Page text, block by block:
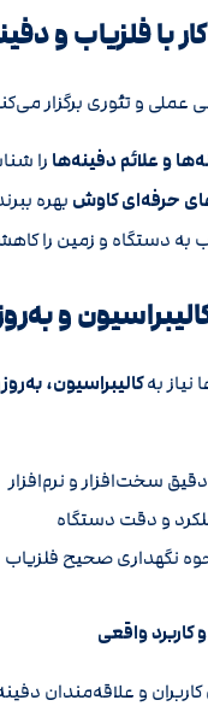
عملی و تئوری برگزار
و علائم دفینه‌ها را
حرفه‌ای کاوش بهره
به دستگاه و زمین را
نیاز بهکالیبراسیون،
سخت‌افزار و نرم‌افزار
و دقت دستگاه
نگهداری صحیح فلزیاب
کاربرد واقعی
و علاقه‌مندان